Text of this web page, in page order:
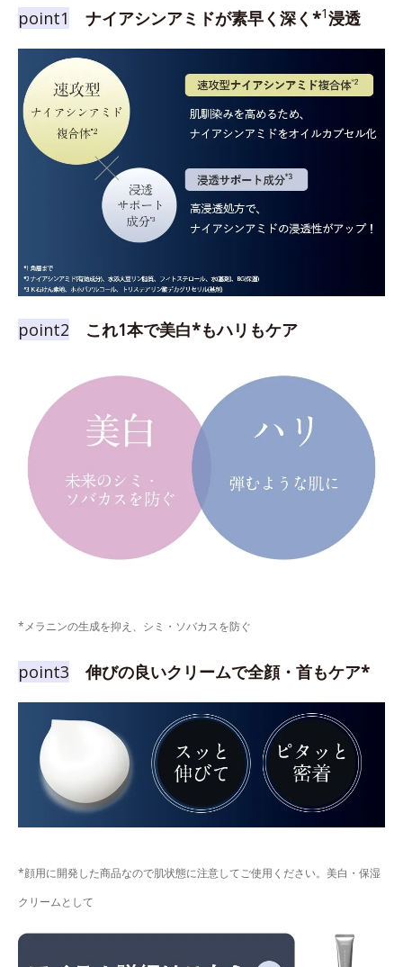
point1 ナイアシンアミドが素早く深く*1浸透
point2 これ1本で美白*もハリもケア
*メラニンの生成を抑え、シミ・ソバカスを防ぐ
point3 伸びの良いクリームで全顔・首もケア*
*顔用に開発した商品なので肌状態に注意してご使用ください。美白・保湿
クリームとして